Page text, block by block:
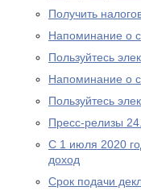
Получить
Напоминание о
Пользуйтесь
Напоминание о
Пользуйтесь
Пресс-релизы
С 1 июля 2020
доход
Срок подачи